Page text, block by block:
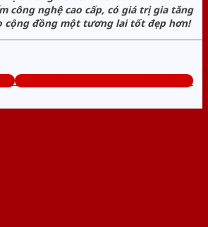
công nghệ cao cấp, có giá trị gia tăng
cộng đồng một tương lai tốt đẹp hơn!
Tổng đài tư vấn miễn phí: 0824.400.400